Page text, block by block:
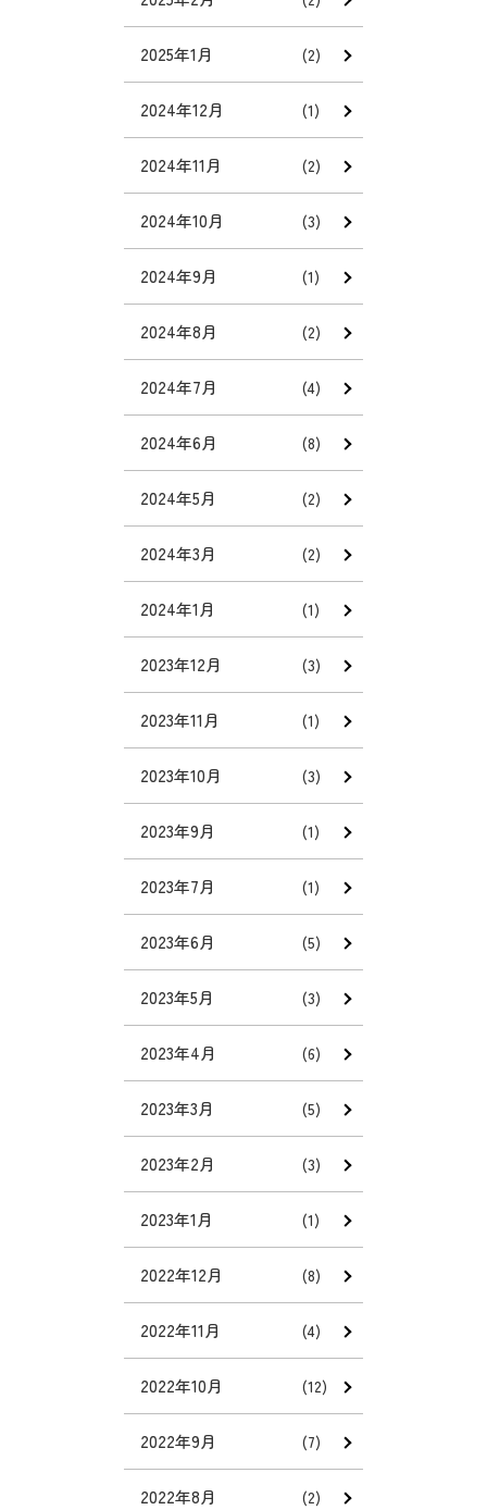
2025年1月 (2)
2024年12月 (1)
2024年11月 (2)
2024年10月 (3)
2024年9月 (1)
2024年8月 (2)
2024年7月 (4)
2024年6月 (8)
2024年5月 (2)
2024年3月 (2)
2024年1月 (1)
2023年12月 (3)
2023年11月 (1)
2023年10月 (3)
2023年9月 (1)
2023年7月 (1)
2023年6月 (5)
2023年5月 (3)
2023年4月 (6)
2023年3月 (5)
2023年2月 (3)
2023年1月 (1)
2022年12月 (8)
2022年11月 (4)
2022年10月 (12)
2022年9月 (7)
2022年8月 (2)